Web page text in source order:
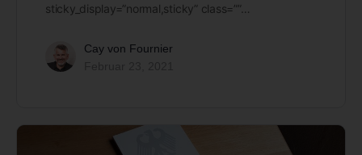
sticky_display=”normal,sticky” class=””…
Cay von Fournier